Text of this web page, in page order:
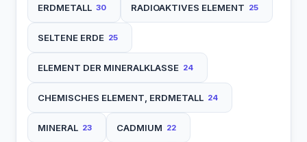
ERDMETALL 30 RADIOAKTIVES ELEMENT 25
SELTENE ERDE 25
ELEMENT DER MINERALKLASSE 24
CHEMISCHES ELEMENT, ERDMETALL 24
MINERAL 23 CADMIUM 22